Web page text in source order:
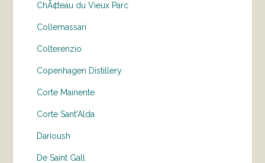
ChÃ¢teau du Vieux Parc
Collemassari
Colterenzio
Copenhagen Distillery
Corte Mainente
Corte Sant'Alda
Darioush
De Saint Gall